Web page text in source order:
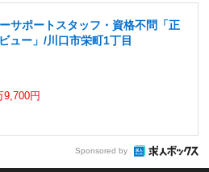
サポートスタッフ・資格不問「正
ュー」/川口市栄町1丁目
9,700円
Sponsored by